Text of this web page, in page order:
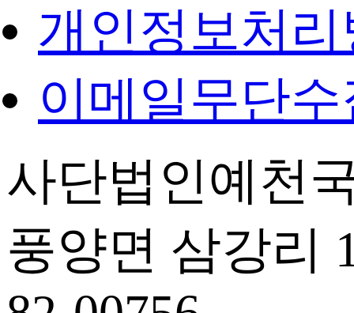
개인정보처
이메일무단
사단법인예천
풍양면 삼강리